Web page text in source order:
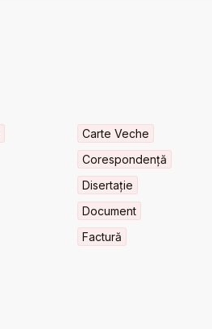
Carte Veche
Corespondență
Disertație
Document
Factură